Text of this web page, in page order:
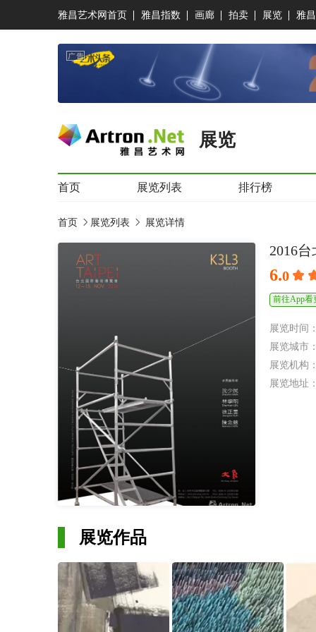
雅昌艺术网首页 雅昌指数 画廊 拍卖 展览 雅
展览
首页 展览列表 排行榜
首页 展览列表 展览详情
2016
6.0
前往App看
展览时间
展览城市
展览机构
展览地址
展览作品